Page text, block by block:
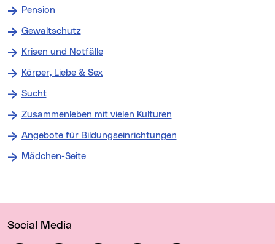
Pension
Gewaltschutz
Krisen und Notfälle
Körper, Liebe & Sex
Sucht
Zusammenleben mit vielen Kulturen
Angebote für Bildungseinrichtungen
Mädchen-Seite
Social Media